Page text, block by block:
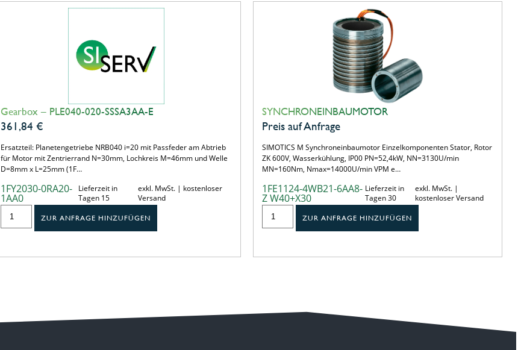
Gearbox – PLE040-020-SSSA3AA-E
361,84 €
Ersatzteil: Planetengetriebe NRB040 i=20 mit Passfeder am Abtrieb
für Motor mit Zentrierrand N=30mm, Lochkreis M=46mm und Welle
D=8mm x L=25mm (1F…
1FY2030-0RA20-
1AA0
Lieferzeit in
Tagen 15
exkl. MwSt. | kostenloser
Versand
ZUR ANFRAGE HINZUFÜGEN
SYNCHRONEINBAUMOTOR
Preis auf Anfrage
SIMOTICS M Synchroneinbaumotor Einzelkomponenten Stator, Rotor
ZK 600V, Wasserkühlung, IP00 PN=52,4kW, NN=3130U/min
MN=160Nm, Nmax=14000U/min VPM e…
1FE1124-4WB21-6AA8-
Z W40+X30
Lieferzeit in
Tagen 30
exkl. MwSt. |
kostenloser Versand
ZUR ANFRAGE HINZUFÜGEN